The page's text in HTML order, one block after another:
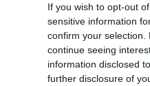
If you wish to opt-out
sensitive information
confirm your
continue seeing
information disclosed
further disclosure of